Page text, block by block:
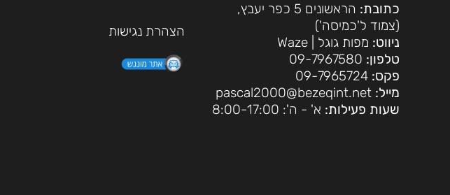
כתובת:
הראשונים 5 כפר יעבץ,
(צמוד ל'כמיסה')
ניווט: מפות גוגל
Waze
טלפון: 09-7967580
פקס:
מייל: pascal2000@bezeqint.net
שעות פעילות: א' - ה': 8:00-17:00
הצהרת נגישות